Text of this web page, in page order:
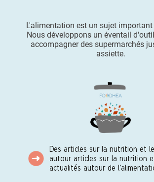
L'alimentation est un sujet
Nous développons un éventail
accompagner des supermarchés
assiette.
Des articles sur la nutrition et
autour articles sur la nutrition
actualités autour de